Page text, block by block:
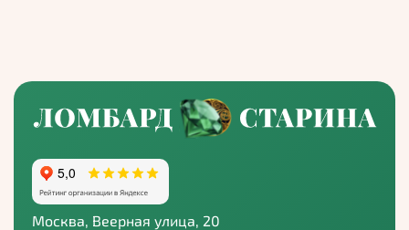
Москва, Веерная улица, 20